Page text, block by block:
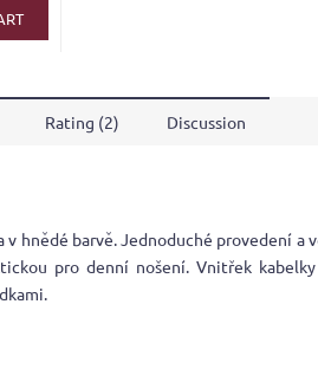
Rating (2) Discussion
v hnědé barvě. Jednoduché provedení a
pro denní nošení. Vnitřek